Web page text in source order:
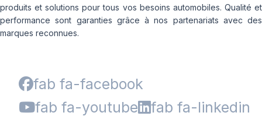
produits et solutions pour tous vos besoins automobiles. Qualité et
performance sont garanties grâce à nos partenariats avec des
marques reconnues.
fab fa-facebook
fab fa-youtube
fab fa-linkedin